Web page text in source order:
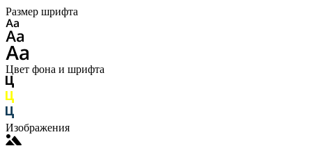
Размер шрифта
Цвет фона и шрифта
Изображения